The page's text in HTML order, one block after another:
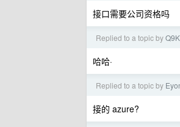
接口需要公司资格吗
Replied to a topic byQ9K
哈哈·
Replied to a topic by
接的 azure?